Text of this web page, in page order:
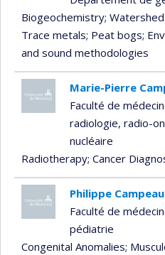
Biogeochemistry;
Trace metals; Peat bogs;
and sound methodologies
Marie-Pierre
Faculté de
radiologie, radio-
nucléaire
Radiotherapy; Cancer
Philippe Campeau
Faculté de
pédiatrie
Congenital Anomalies;